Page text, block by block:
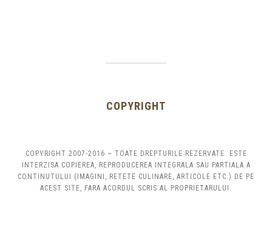
COPYRIGHT
COPYRIGHT 2007-2016 ~ TOATE DREPTURILE REZERVATE. ESTE
INTERZISA COPIEREA, REPRODUCEREA INTEGRALA SAU PARTIALA A
CONTINUTULUI (IMAGINI, RETETE CULINARE, ARTICOLE ETC.) DE PE
ACEST SITE, FARA ACORDUL SCRIS AL PROPRIETARULUI.